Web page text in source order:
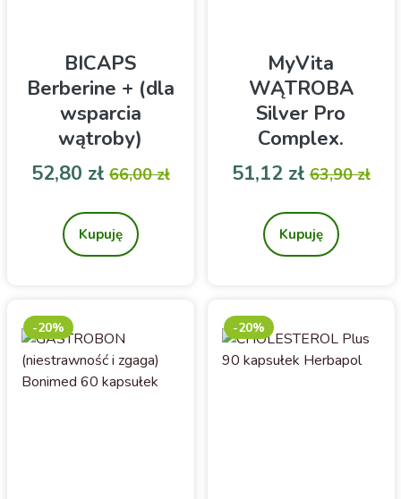
BICAPS
Berberine + (dla
wsparcia
wątroby)
ForMeds 60
sztuk
Połączenie ekstraktów z
korzenia berberysu
indyjskiego, liści karczocha
Cena
52,80 złCena podstawowa
66,00 zł
Kupuję
MyVita
WĄTROBA
Silver Pro
Complex.
Suplement diety
60sztuk
Pro Complex. Suplement
diety 60sztuk
Cena
51,12 złCena
63,90 zł
Kupuję
-20% -20%